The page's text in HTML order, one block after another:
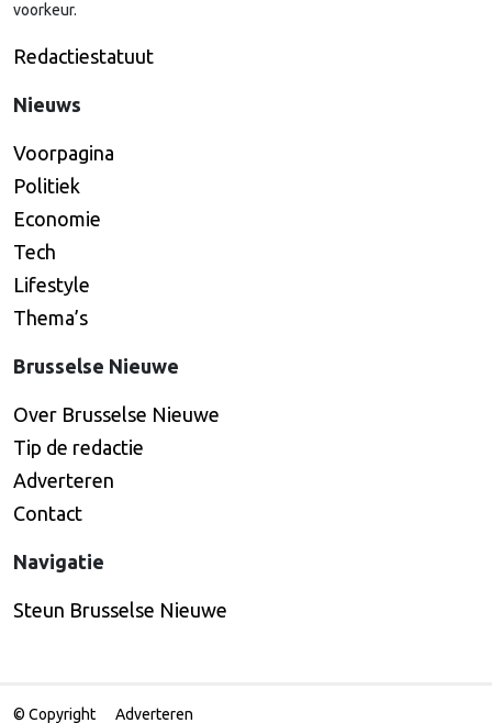
voorkeur.
Redactiestatuut
Nieuws
Voorpagina
Politiek
Economie
Tech
Lifestyle
Thema’s
Brusselse Nieuwe
Over Brusselse Nieuwe
Tip de redactie
Adverteren
Contact
Navigatie
Steun Brusselse Nieuwe
© Copyright Adverteren